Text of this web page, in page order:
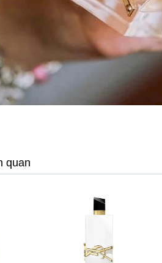
quan